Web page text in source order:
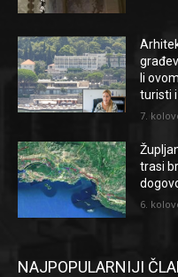
li
turisti
7.
trasi
6.
NAJPOPULARNIJI